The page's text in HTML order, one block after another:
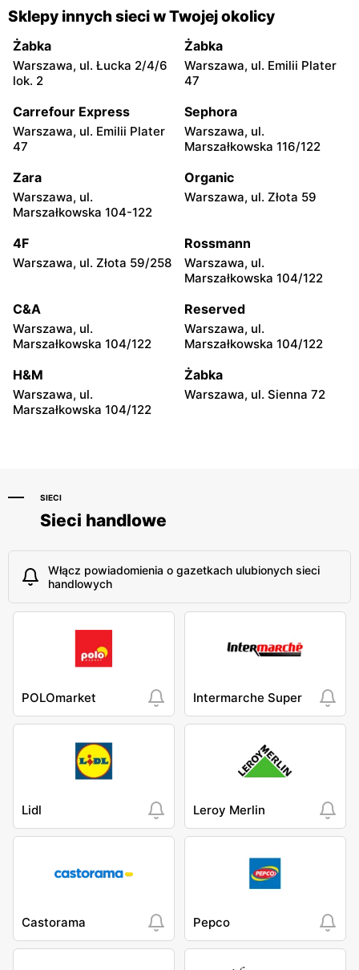
Carrefour Express
Warszawa, ul. Ludwika
Waryńskiego 26 LU2
Carrefour Express
Warszawa, ul. Radna 2/4
Carrefour Express Carrefour Express
Marszałkowska 28
Carrefour Express
Przedmieście 85
Carrefour Express
1
Carrefour Express
67
Carrefour Express
2
Carrefour Express Carrefour Express
Carrefour Express
Warszawa, ul. Wąski Dunaj
Carrefour Express
Warszawa, ul. Grójecka 34
Carrefour Express
Warszawa, ul. Mordechaja
Carrefour Express
Sklepy innych sieci w Twojej okolicy
Żabka
Warszawa, ul. Łucka 2/4/6
lok. 2
Żabka
Warszawa, ul. Emilii Plater
47
Carrefour Express
Warszawa, ul. Emilii Plater
47
Sephora
Warszawa, ul.
Marszałkowska 116/122
Zara
Warszawa, ul.
Marszałkowska 104-122
Organic
Warszawa, ul. Złota 59
4F
Warszawa, ul. Złota 59/258
Rossmann
Warszawa, ul.
Marszałkowska 104/122
C&A
Warszawa, ul.
Marszałkowska 104/122
Reserved
Warszawa, ul.
Marszałkowska 104/122
H&M
Warszawa, ul.
Marszałkowska 104/122
Żabka
Warszawa, ul. Sienna 72
SIECI
Sieci handlowe
Włącz powiadomienia o gazetkach ulubionych sieci
handlowych
POLOmarket Intermarche Super
Lidl Leroy Merlin
Castorama Pepco